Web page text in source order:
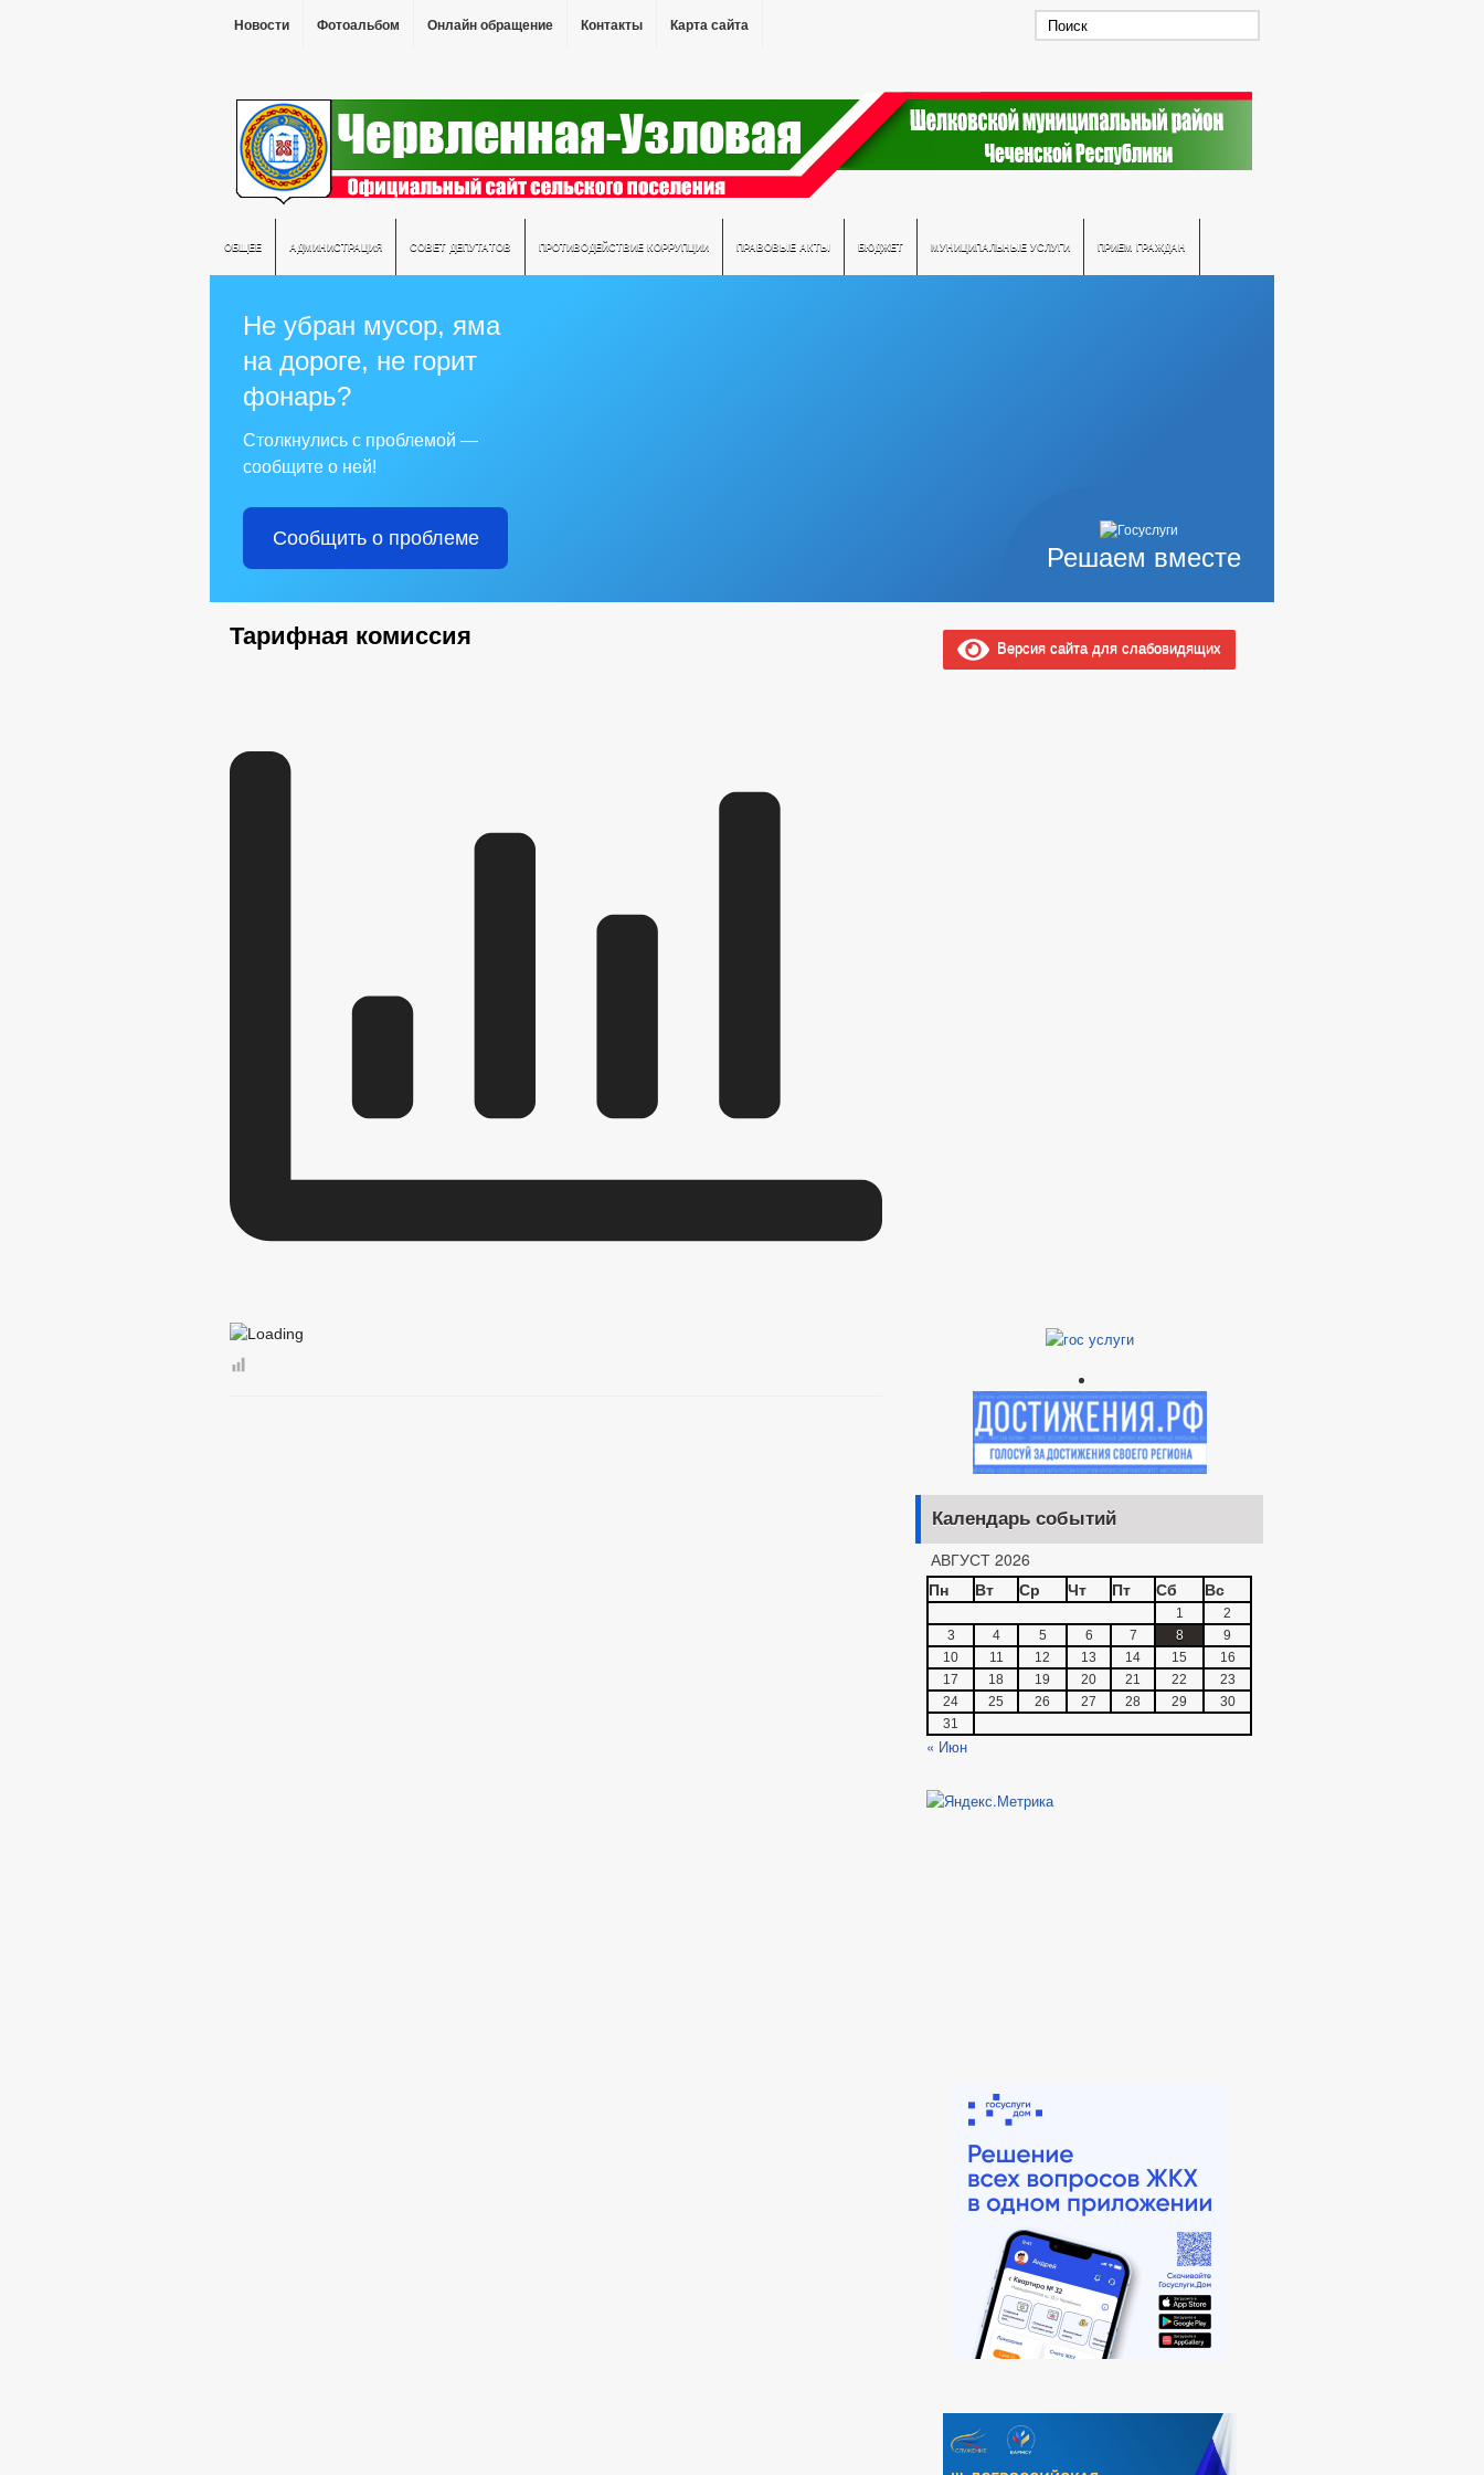
Новости Фотоальбом Онлайн обращение Контакты Карта сайта
ОБЩЕЕ АДМИНИСТРАЦИЯ СОВЕТ ДЕПУТАТОВ ПРОТИВОДЕЙСТВИЕ КОРРУПЦИИ ПРАВОВЫЕ АКТЫ БЮДЖЕТ МУНИЦИПАЛЬНЫЕ УСЛУГИ ПРИЕМ ГРАЖДАН
Решаем вместе
Не убран мусор, яма
на дороге, не горит
фонарь?
Столкнулись с проблемой —
сообщите о ней!
Сообщить о проблеме
Тарифная комиссия Версия сайта для слабовидящих
Календарь событий
АВГУСТ 2026
Пн
Вт Ср Чт Пт Сб Вс
1
2
3
4 5 6 7 8
9
10
11 12 13 14 15
16
17
18 19 20 21 22
23
24
25 26 27 28 29
30
31
« Июн